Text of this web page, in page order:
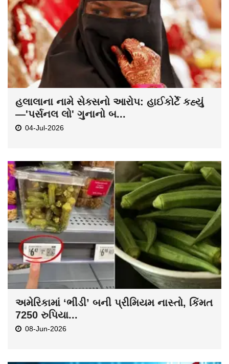
હલાલાના નામે સેક્સનો આરોપ: હાઈકોર્ટે કહ્યું
—'પર્સનલ લો' ગુનાનો બ...
04-Jul-2026
અમેરિકામાં ‘ભીંડી’ બની પ્રીમિયમ નાસ્તો, કિંમત
7250 રુપિયા...
08-Jun-2026